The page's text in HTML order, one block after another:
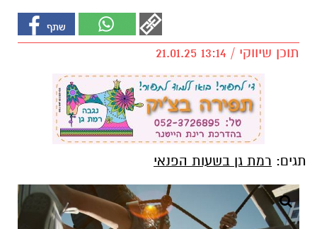
תוכן שיווקי / 13:14 21.01.25
תגים: רמת גן בשעות הפנאי